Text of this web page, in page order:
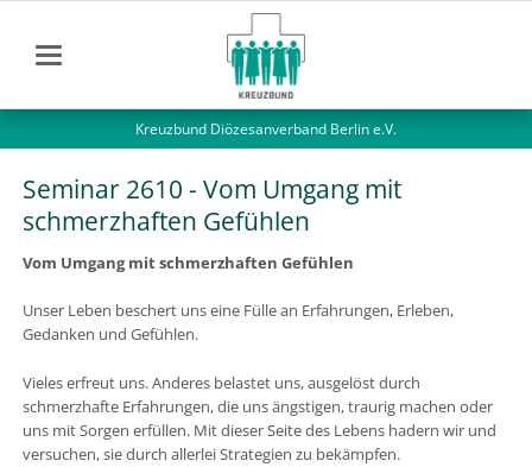
Kreuzbund Diözesanverband Berlin e.V.
Seminar 2610 - Vom Umgang mit
schmerzhaften Gefühlen
Vom Umgang mit schmerzhaften Gefühlen
Unser Leben beschert uns eine Fülle an Erfahrungen, Erleben,
Gedanken und Gefühlen.
Vieles erfreut uns. Anderes belastet uns, ausgelöst durch
schmerzhafte Erfahrungen, die uns ängstigen, traurig machen oder
uns mit Sorgen erfüllen. Mit dieser Seite des Lebens hadern wir und
versuchen, sie durch allerlei Strategien zu bekämpfen.